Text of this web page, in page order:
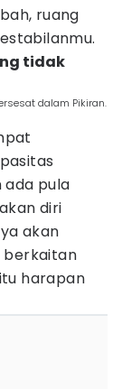
ruang
tidak
dalam Pikiran.
ada pula
diri
akan
berkaitan
harapan